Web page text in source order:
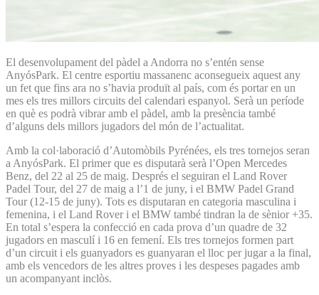
El desenvolupament del pàdel a Andorra no s’entén sense
AnyósPark. El centre esportiu massanenc aconsegueix aquest any
un fet que fins ara no s’havia produït al país, com és portar en un
mes els tres millors circuits del calendari espanyol. Serà un període
en què es podrà vibrar amb el pàdel, amb la presència també
d’alguns dels millors jugadors del món de l’actualitat.
Amb la col·laboració d’Automòbils Pyrénées, els tres tornejos seran
a AnyósPark. El primer que es disputarà serà l’Open Mercedes
Benz, del 22 al 25 de maig. Després el seguiran el Land Rover
Padel Tour, del 27 de maig a l’1 de juny, i el BMW Padel Grand
Tour (12-15 de juny). Tots es disputaran en categoria masculina i
femenina, i el Land Rover i el BMW també tindran la de sènior +35.
En total s’espera la confecció en cada prova d’un quadre de 32
jugadors en masculí i 16 en femení. Els tres tornejos formen part
d’un circuit i els guanyadors es guanyaran el lloc per jugar a la final,
amb els vencedors de les altres proves i les despeses pagades amb
un acompanyant inclòs.